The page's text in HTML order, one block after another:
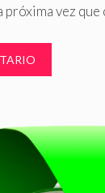
próxima vez que